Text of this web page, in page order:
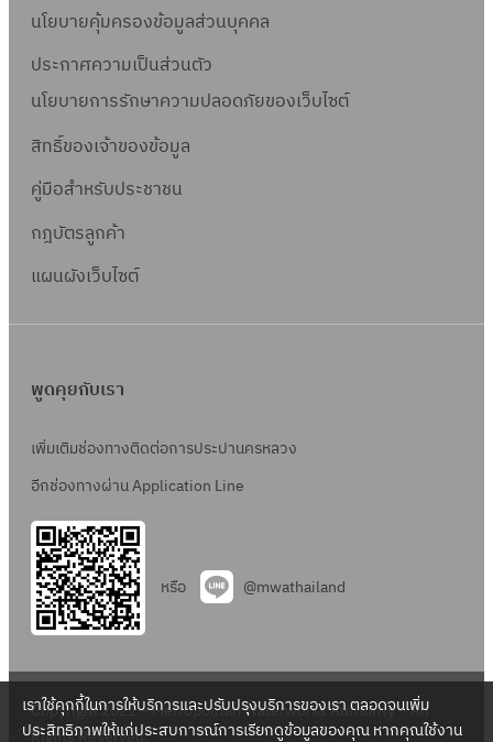
นโยบายคุ้มครองข้อมูลส่วนบุคคล
ประกาศความเป็นส่วนตัว
นโยบายการรักษาความปลอดภัยของเว็บไซต์
สิทธิ์ของเจ้าของข้อมูล
คู่มือสำหรับประชาชน
กฎบัตรลูกค้า
แผนผังเว็บไซต์
พูดคุยกับเรา
เพิ่มเติมช่องทางติดต่อการประปานครหลวง
อีกช่องทางผ่าน Application Line
หรือ @mwathailand
Copyright 2022 – Metropolitan Waterworks Authority – All
เราใช้คุกกี้ในการให้บริการและปรับปรุงบริการของเรา ตลอดจนเพิ่ม
ประสิทธิภาพให้แก่ประสบการณ์การเรียกดูข้อมูลของคุณ หากคุณใช้งาน